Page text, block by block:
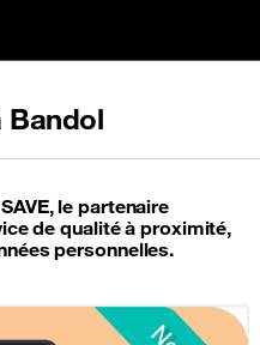
Bandol
le partenaire
de qualité à proximité,
personnelles.